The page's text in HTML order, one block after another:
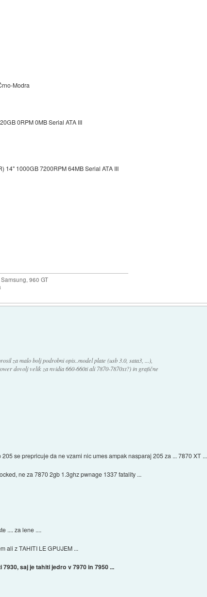
Modra
0RPM 0MB Serial ATA III
14" 1000GB 7200RPM 64MB Serial ATA III
960 GT
za malo bolj podrobni opis..model plate (usb 3.0, sata3, ...),
dovolj velik za nvidia 660-660ti ali 7870-7870xt?) in grafične
se prepricuje da ne vzami nic umes ampak nasparaj 205 za ... 7870 XT ...
ne za 7870 2gb 1.3ghz pwnage 1337 fatality ...
.... za lene ....
ali z TAHITI LE GPUJEM ...
saj je tahiti jedro v 7970 in 7950 ...